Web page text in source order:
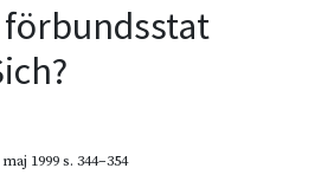
förbundsstat
maj 1999s. 344–354